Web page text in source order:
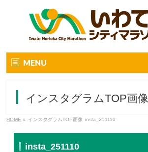
MENU
大会要項
大会要項
インスタグラムTOP画像
HOME » インスタグラムTOP画像 insta_251110
insta_251110